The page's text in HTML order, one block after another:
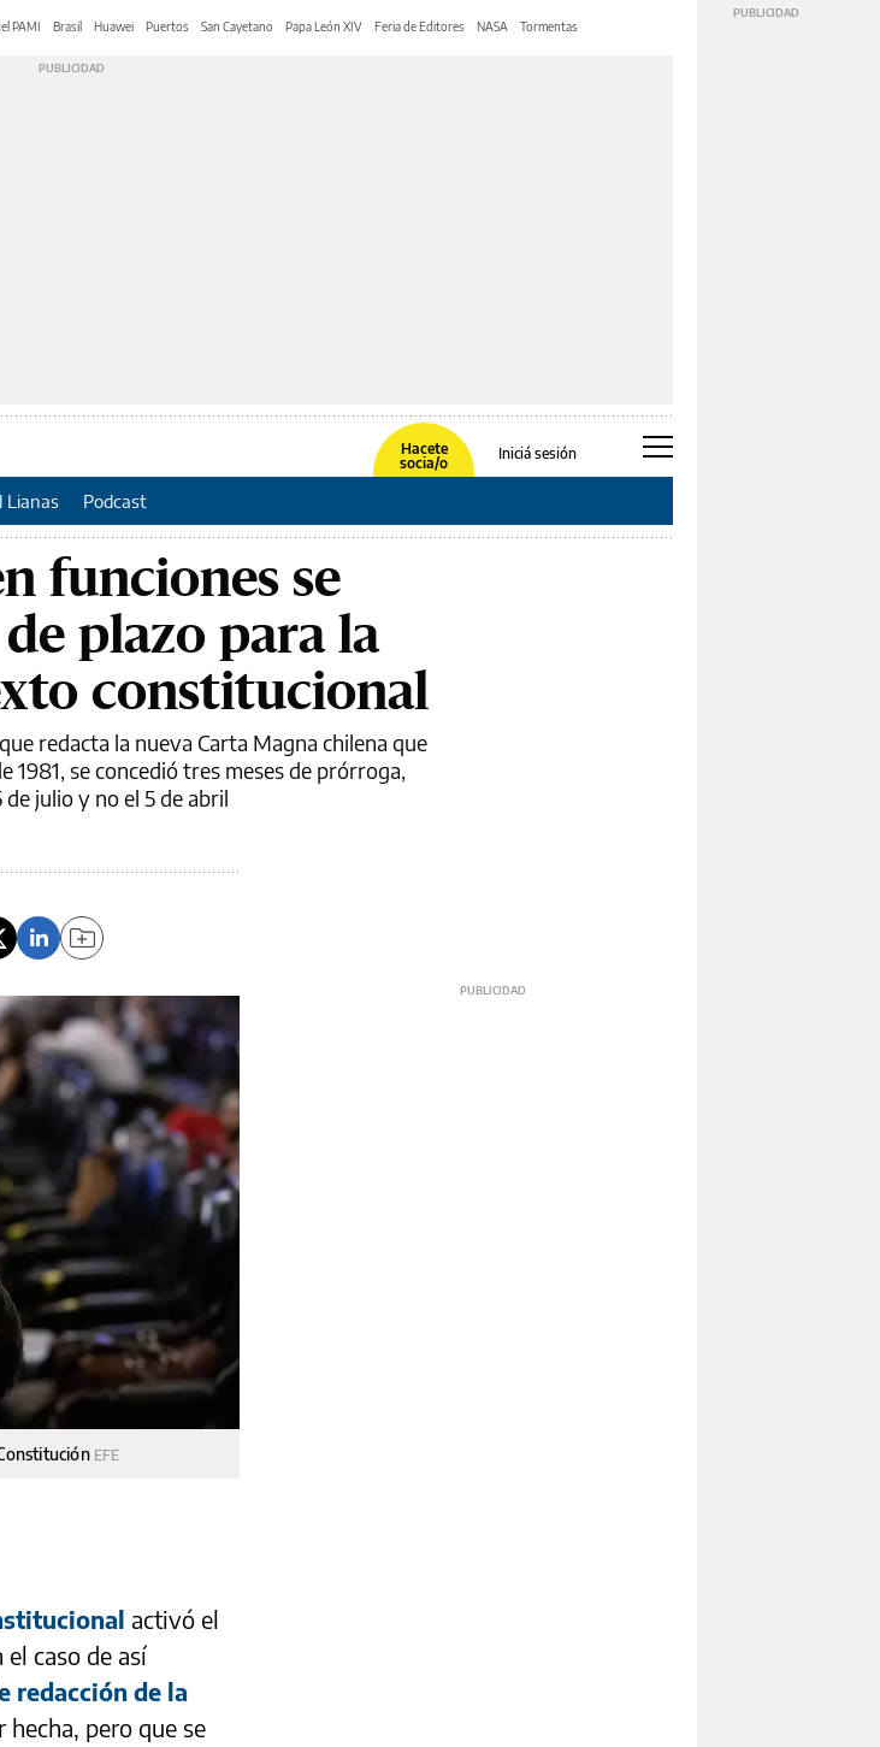
PAMI Brasil Huawei Puertos San Cayetano Papa León XIV Feria de Editores NASA Tormentas
Hacete
socia/o
Iniciá sesión
Lianas Podcast
funciones se
plazo para la
constitucional
redacta la nueva Carta Magna chilena que
se concedió tres meses de prórroga,
julio y no el 5 de abril
EFE
activó el
caso de así
redacción de la
hecha, pero que se